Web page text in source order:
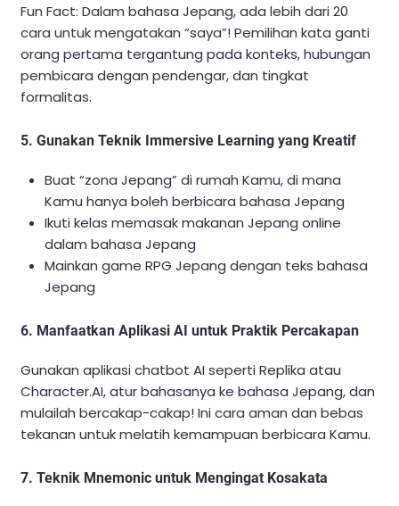
Fun Fact: Dalam bahasa Jepang, ada lebih dari 20
cara untuk mengatakan “saya”! Pemilihan kata ganti
orang pertama tergantung pada konteks, hubungan
pembicara dengan pendengar, dan tingkat
formalitas.
5. Gunakan Teknik Immersive Learning yang Kreatif
Buat “zona Jepang” di rumah Kamu, di mana
Kamu hanya boleh berbicara bahasa Jepang
Ikuti kelas memasak makanan Jepang online
dalam bahasa Jepang
Mainkan game RPG Jepang dengan teks bahasa
Jepang
6. Manfaatkan Aplikasi AI untuk Praktik Percakapan
Gunakan aplikasi chatbot AI seperti Replika atau
Character.AI, atur bahasanya ke bahasa Jepang, dan
mulailah bercakap-cakap! Ini cara aman dan bebas
tekanan untuk melatih kemampuan berbicara Kamu.
7. Teknik Mnemonic untuk Mengingat Kosakata